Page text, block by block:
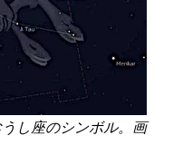
し座のシンボル。画